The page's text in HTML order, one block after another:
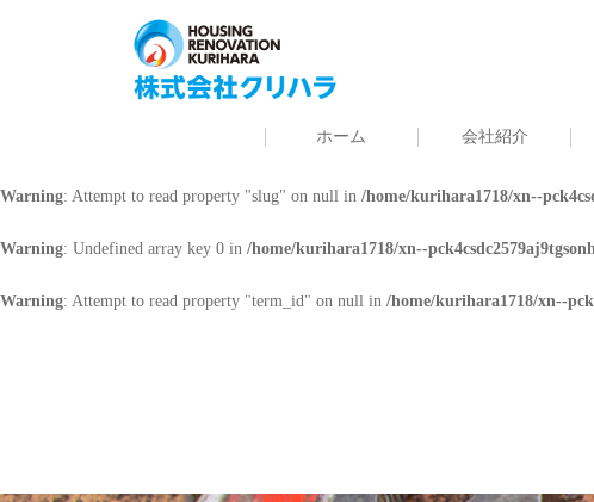
ホーム 会社紹介
: Undefined array key 0 in/home/kurihara1718/xn--
: Attempt to read property "cat_name" on null in /home/kurihara1718/xn--
/home/kurihara1718/xn--
Warning: Attempt to read property "slug" on null in /home/kurihara1718/xn--
Warning: Undefined array key 0 in /home/kurihara1718/xn--
Warning: Attempt to read property "term_id" on null in /home/kurihara1718/xn--